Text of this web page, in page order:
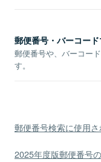
郵便番号・バーコー
郵便番号や、バーコー
す。
郵便番号検索に使用
2025年度版郵便番号